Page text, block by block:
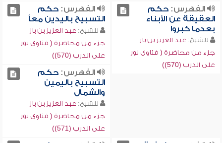
الفهرس:حكم
العقيقة عن الأبناء
بعدما كبروا
للشيخ: عبد العزيز بن باز
جزء من محاضرة ( فتاوى نور
على الدرب (570))
الفهرس:حكم
التسبيح باليدين معاً
للشيخ: عبد العزيز بن باز
جزء من محاضرة ( فتاوى نور
على الدرب (570))
الفهرس:حكم
التسبيح باليمين
والشمال
للشيخ: عبد العزيز بن باز
جزء من محاضرة ( فتاوى نور
على الدرب (571))